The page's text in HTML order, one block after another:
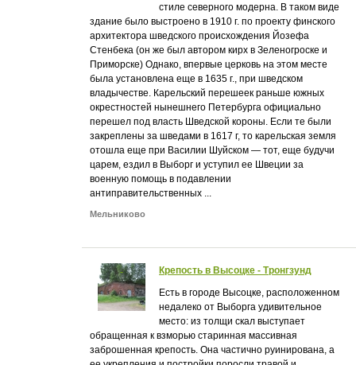
стиле северного модерна. В таком виде
здание было выстроено в 1910 г. по проекту финского
архитектора шведского происхождения Йозефа
Стенбека (он же был автором кирх в Зеленогроске и
Приморске) Однако, впервые церковь на этом месте
была установлена еще в 1635 г., при шведском
владычестве. Карельский перешеек раньше южных
окрестностей нынешнего Петербурга официально
перешел под власть Шведской короны. Если те были
закреплены за шведами в 1617 г, то карельская земля
отошла еще при Василии Шуйском — тот, еще будучи
царем, ездил в Выборг и уступил ее Швеции за
военную помощь в подавлении
антиправительственных ...
Мельниково
Крепость в Высоцке - Тронгзунд
Есть в городе Высоцке, расположенном
недалеко от Выборга удивительное
место: из толщи скал выступает
обращенная к взморью старинная массивная
заброшенная крепость. Она частично руинирована, а